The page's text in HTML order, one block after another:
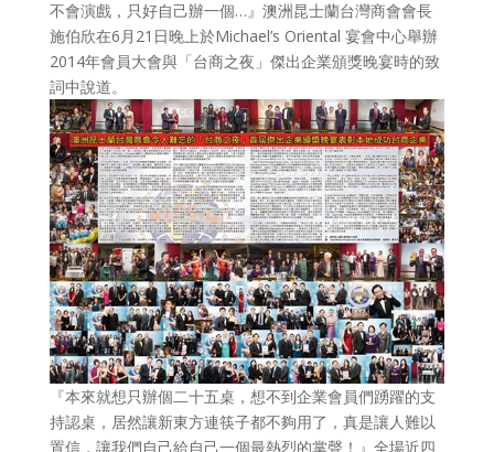
不會演戲，只好自己辦一個…』澳洲昆士蘭台灣商會會長
施伯欣在6月21日晚上於Michael’s Oriental 宴會中心舉辦
2014年會員大會與「台商之夜」傑出企業頒獎晚宴時的致
詞中說道。
『本來就想只辦個二十五桌，想不到企業會員們踴躍的支
持認桌，居然讓新東方連筷子都不夠用了，真是讓人難以
置信，讓我們自己給自己一個最熱烈的掌聲！』全場近四